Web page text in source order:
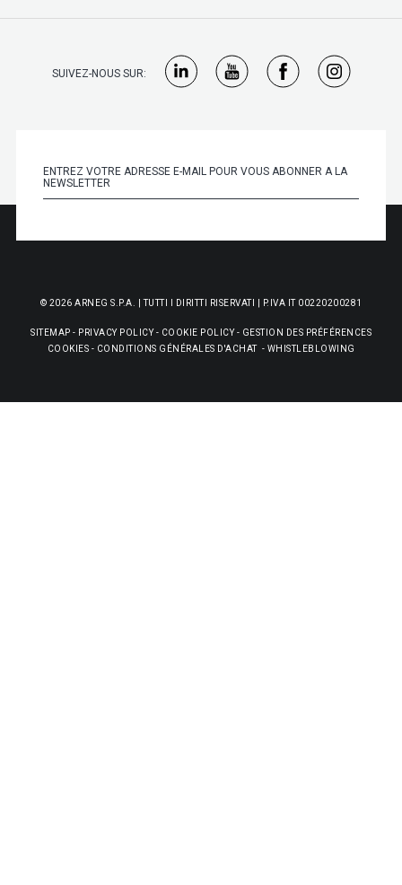
SUIVEZ-NOUS SUR:
© 2026 ARNEG S.P.A. | TUTTI I DIRITTI RISERVATI | P.IVA IT 00220200281
SITEMAP - PRIVACY POLICY - COOKIE POLICY - GESTION DES PRÉFÉRENCES
COOKIES - CONDITIONS GÉNÉRALES D'ACHAT - WHISTLEBLOWING